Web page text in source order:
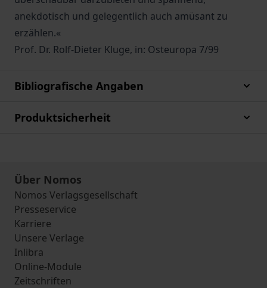
anekdotisch und gelegentlich auch amüsant zu
erzählen.«
Prof. Dr. Rolf-Dieter Kluge, in: Osteuropa 7/99
Bibliografische Angaben
Produktsicherheit
Über Nomos
Nomos Verlagsgesellschaft
Presseservice
Karriere
Unsere Verlage
Inlibra
Online-Module
Zeitschriften